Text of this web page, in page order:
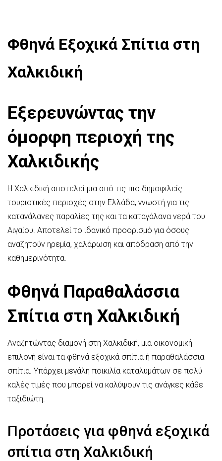
Φθηνά Εξοχικά Σπίτια στη
Χαλκιδική
Εξερευνώντας την
όμορφη περιοχή της
Χαλκιδικής
Η Χαλκιδική αποτελεί μια από τις πιο δημοφιλείς
τουριστικές περιοχές στην Ελλάδα, γνωστή για τις
καταγάλανες παραλίες της και τα καταγάλανα νερά του
Αιγαίου. Αποτελεί το ιδανικό προορισμό για όσους
αναζητούν ηρεμία, χαλάρωση και απόδραση από την
καθημερινότητα.
Φθηνά Παραθαλάσσια
Σπίτια στη Χαλκιδική
Αναζητώντας διαμονή στη Χαλκιδική, μια οικονομική
επιλογή είναι τα φθηνά εξοχικά σπίτια ή παραθαλάσσια
σπίτια. Υπάρχει μεγάλη ποικιλία καταλυμάτων σε πολύ
καλές τιμές που μπορεί να καλύψουν τις ανάγκες κάθε
ταξιδιώτη.
Προτάσεις για φθηνά εξοχικά
σπίτια στη Χαλκιδική